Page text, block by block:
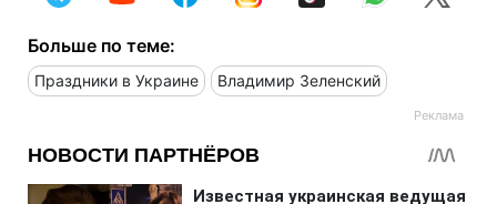
Больше по теме:
Праздники в Украине Владимир Зеленский